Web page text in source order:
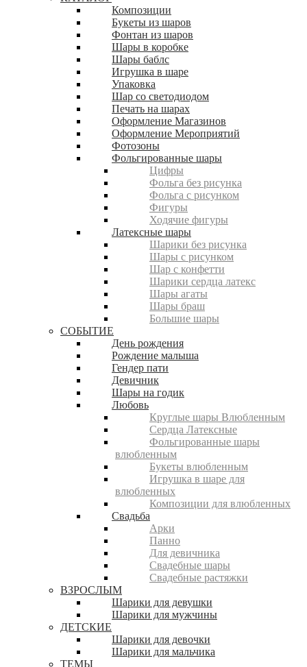
Композиции
Букеты из шаров
Фонтан из шаров
Шары в коробке
Шары баблс
Игрушка в шаре
Упаковка
Шар со светодиодом
Печать на шарах
Оформление Магазинов
Оформление Мероприятий
Фотозоны
Фольгированные шары
Цифры
Фольга без рисунка
Фольга с рисунком
Фигуры
Ходячие фигуры
Латексные шары
Шарики без рисунка
Шары с рисунком
Шар с конфетти
Шарики сердца латекс
Шары агаты
Шары браш
Большие шары
СОБЫТИЕ
День рождения
Рождение малыша
Гендер пати
Девичник
Шары на годик
Любовь
Круглые шары Влюбленным
Сердца Латексные
Фольгированные шары
влюбленным
Букеты влюбленным
Игрушка в шаре для
влюбленных
Композиции для влюбленных
Свадьба
Арки
Панно
Для девичника
Свадебные шары
Свадебные растяжки
ВЗРОСЛЫМ
Шарики для девушки
Шарики для мужчины
ДЕТСКИЕ
Шарики для девочки
Шарики для мальчика
ТЕМЫ